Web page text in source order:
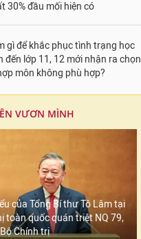
30% đầu mối hiện có
gì để khắc phục tình trạng học
đến lớp 11, 12 mới nhận ra chọn
môn không phù hợp?
VƯƠN MÌNH
của Tổng Bí thư Tô Lâm tại
toàn quốc quán triệt NQ 79,
Chính trị